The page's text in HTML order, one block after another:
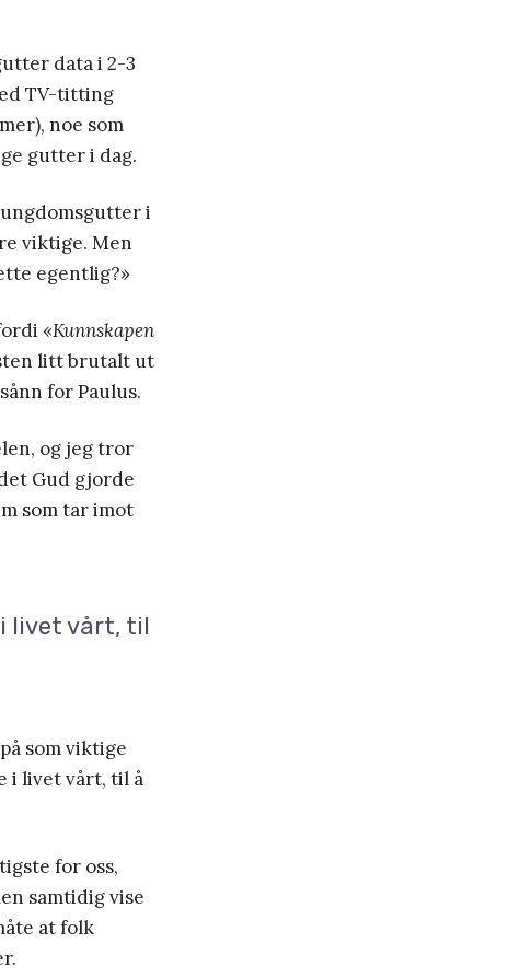
data i 2-3
TV-titting
noe som
gutter i dag.
i
viktige. Men
egentlig?»
«Kunnskapen
litt brutalt ut
for Paulus.
og jeg tror
Gud gjorde
som tar imot
livet vårt, til
som viktige
i livet vårt, til å
for oss,
samtidig vise
at folk